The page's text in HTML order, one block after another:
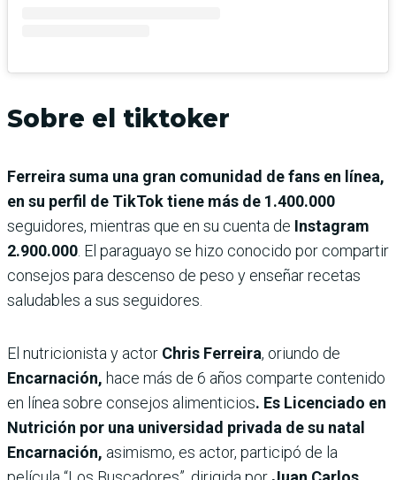
Sobre el tiktoker
Ferreira suma una gran comunidad de fans en línea,
en su perfil de TikTok tiene más de 1.400.000
seguidores, mientras que en su cuenta de Instagram
2.900.000. El paraguayo se hizo conocido por compartir
consejos para descenso de peso y enseñar recetas
saludables a sus seguidores.
El nutricionista y actor Chris Ferreira, oriundo de
Encarnación, hace más de 6 años comparte contenido
en línea sobre consejos alimenticios. Es Licenciado en
Nutrición por una universidad privada de su natal
Encarnación, asimismo, es actor, participó de la